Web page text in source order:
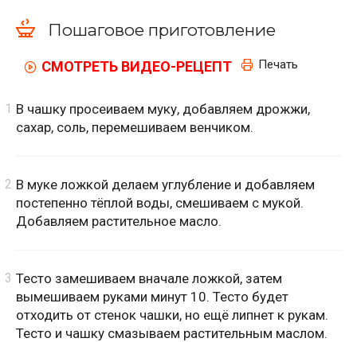
Пошаговое приготовление
СМОТРЕТЬ ВИДЕО-РЕЦЕПТ Печать
В чашку просеиваем муку, добавляем дрожжи,
сахар, соль, перемешиваем венчиком.
В муке ложкой делаем углубление и добавляем
постепенно тёплой воды, смешиваем с мукой.
Добавляем растительное масло.
Тесто замешиваем вначале ложкой, затем
вымешиваем руками минут 10. Тесто будет
отходить от стенок чашки, но ещё липнет к рукам.
Тесто и чашку смазываем растительным маслом.